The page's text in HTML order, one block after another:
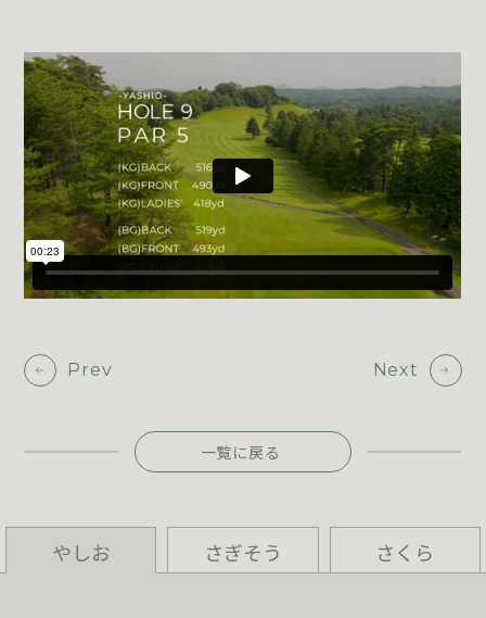
Prev Next
一覧に戻る
やしお さぎそう さくら